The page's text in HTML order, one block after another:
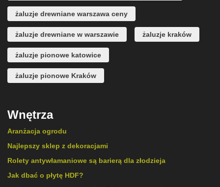
żaluzje drewniane warszawa ceny
żaluzje drewniane w warszawie żaluzje kraków
żaluzje pionowe katowice
żaluzje pionowe Kraków
Wnętrza
Aranżacja ogrodu
Najlepszy sklep z dekoracjami
Rolety antywłamaniowe są barierą dla złodzieja
Jak dbać o płytę HDF?